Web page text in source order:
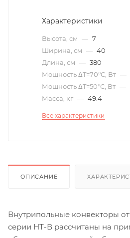
Характеристики
Высота, см — 7
Ширина, см — 40
Длина, см — 380
Мощность ΔT=70°С, Вт —
Мощность ΔT=50°С, Вт —
Масса, кг — 49.4
Все характеристики
ОПИСАНИЕ
Внутрипольные конвекторы
серии НТ-В рассчитаны на